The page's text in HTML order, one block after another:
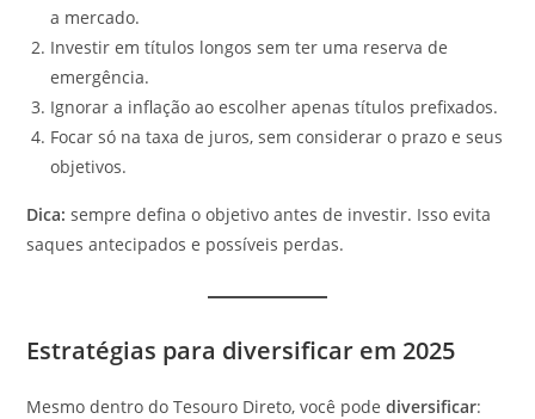
a mercado.
Investir em títulos longos sem ter uma reserva de
emergência.
Ignorar a inflação ao escolher apenas títulos prefixados.
Focar só na taxa de juros, sem considerar o prazo e seus
objetivos.
Dica: sempre defina o objetivo antes de investir. Isso evita
saques antecipados e possíveis perdas.
Estratégias para diversificar em 2025
Mesmo dentro do Tesouro Direto, você podediversificar: